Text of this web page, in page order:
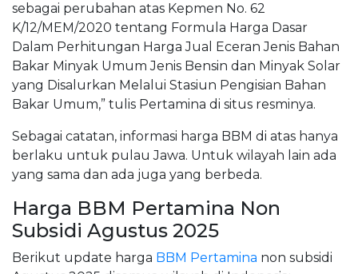
sebagai perubahan atas Kepmen No. 62
K/12/MEM/2020 tentang Formula Harga Dasar
Dalam Perhitungan Harga Jual Eceran Jenis Bahan
Bakar Minyak Umum Jenis Bensin dan Minyak Solar
yang Disalurkan Melalui Stasiun Pengisian Bahan
Bakar Umum,” tulis Pertamina di situs resminya.
Sebagai catatan, informasi harga BBM di atas hanya
berlaku untuk pulau Jawa. Untuk wilayah lain ada
yang sama dan ada juga yang berbeda.
Harga BBM Pertamina Non
Subsidi Agustus 2025
Berikut update harga BBM Pertamina non subsidi